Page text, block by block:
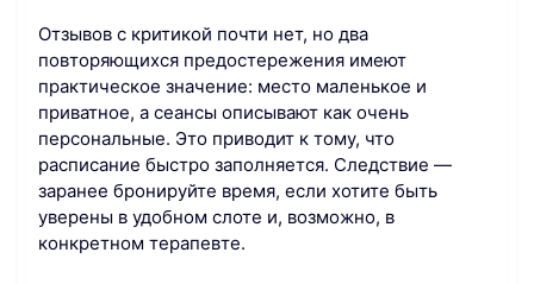
Отзывов с критикой почти нет, но два
повторяющихся предостережения имеют
практическое значение: место маленькое и
приватное, а сеансы описывают как очень
персональные. Это приводит к тому, что
расписание быстро заполняется. Следствие —
заранее бронируйте время, если хотите быть
уверены в удобном слоте и, возможно, в
конкретном терапевте.